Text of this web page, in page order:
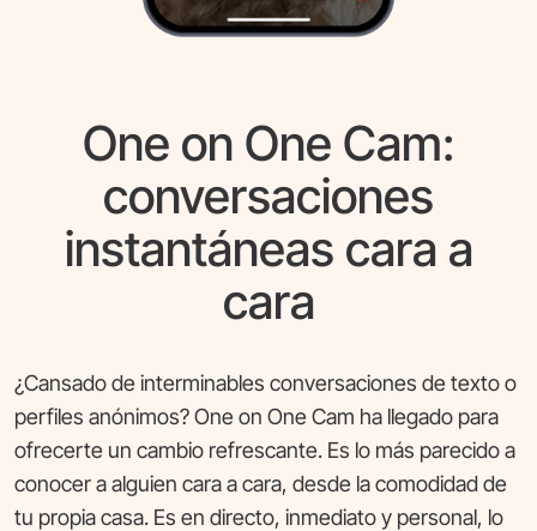
One on One Cam:
conversaciones
instantáneas cara a
cara
¿Cansado de interminables conversaciones de texto o
perfiles anónimos? One on One Cam ha llegado para
ofrecerte un cambio refrescante. Es lo más parecido a
conocer a alguien cara a cara, desde la comodidad de
tu propia casa. Es en directo, inmediato y personal, lo